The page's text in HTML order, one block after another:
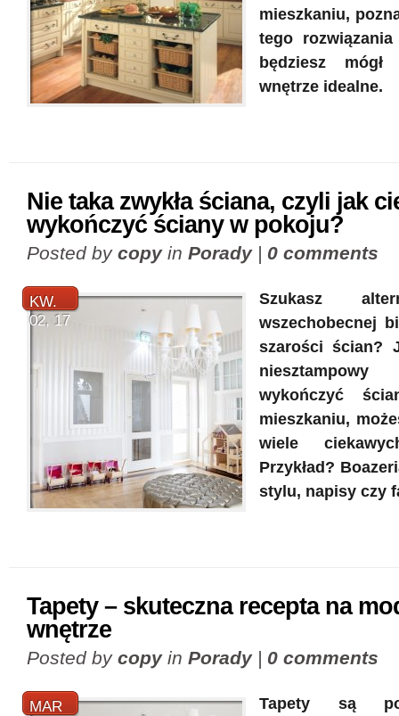
mieszkaniu,
tego
będziesz mógł
wnętrze idealne.
Nie taka zwykła ściana, czyli jak
wykończyć ściany w pokoju?
Posted by copyin Porady| 0 comments
KW.
02, 17
Szukasz
wszechobecnej
szarości ścian?
wykończyć
mieszkaniu,
wiele
Przykład?
stylu, napisy czy
Tapety – skuteczna recepta na
wnętrze
Posted by copyin Porady| 0 comments
MAR
Tapety są